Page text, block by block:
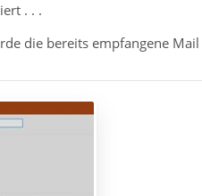
. . .
die bereits empfangene